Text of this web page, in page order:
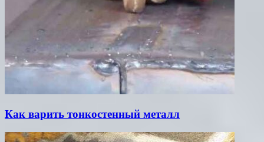
Как варить тонкостенный металл